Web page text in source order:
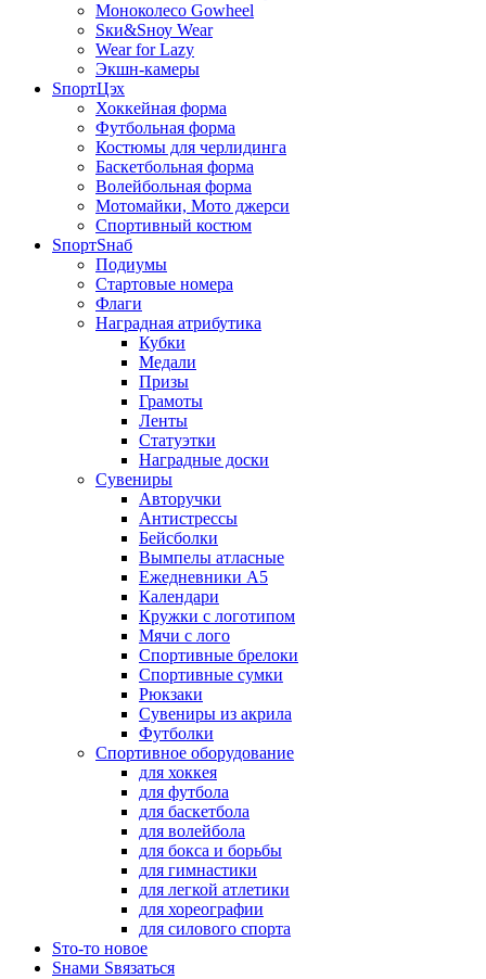
Моноколесо Gowheel
Sки&Sноу Wear
Wear for Lazy
Экшн-камеры
SпортЦэх
Хоккейная форма
Футбольная форма
Костюмы для черлидинга
Баскетбольная форма
Волейбольная форма
Мотомайки, Мото джерси
Спортивный костюм
SпортSнаб
Подиумы
Стартовые номера
Флаги
Наградная атрибутика
Кубки
Медали
Призы
Грамоты
Ленты
Статуэтки
Наградные доски
Сувениры
Авторучки
Антистрессы
Бейсболки
Вымпелы атласные
Ежедневники А5
Календари
Кружки с логотипом
Мячи с лого
Спортивные брелоки
Спортивные сумки
Рюкзаки
Сувениры из акрила
Футболки
Спортивное оборудование
для хоккея
для футбола
для баскетбола
для волейбола
для бокса и борьбы
для гимнастики
для легкой атлетики
для хореографии
для силового спорта
Sто-то новое
Sнами Sвязаться